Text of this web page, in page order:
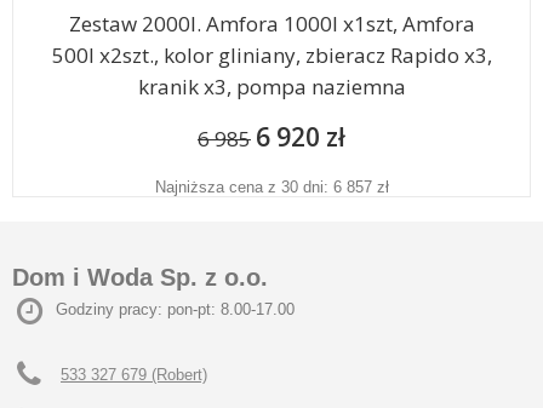
Zestaw 2000l. Amfora 1000l x1szt, Amfora
500l x2szt., kolor gliniany, zbieracz Rapido x3,
kranik x3, pompa naziemna
6 985 6 920 zł
Najniższa cena z 30 dni: 6 857 zł
Dom i Woda Sp. z o.o.
Godziny pracy: pon-pt: 8.00-17.00
533 327 679 (Robert)